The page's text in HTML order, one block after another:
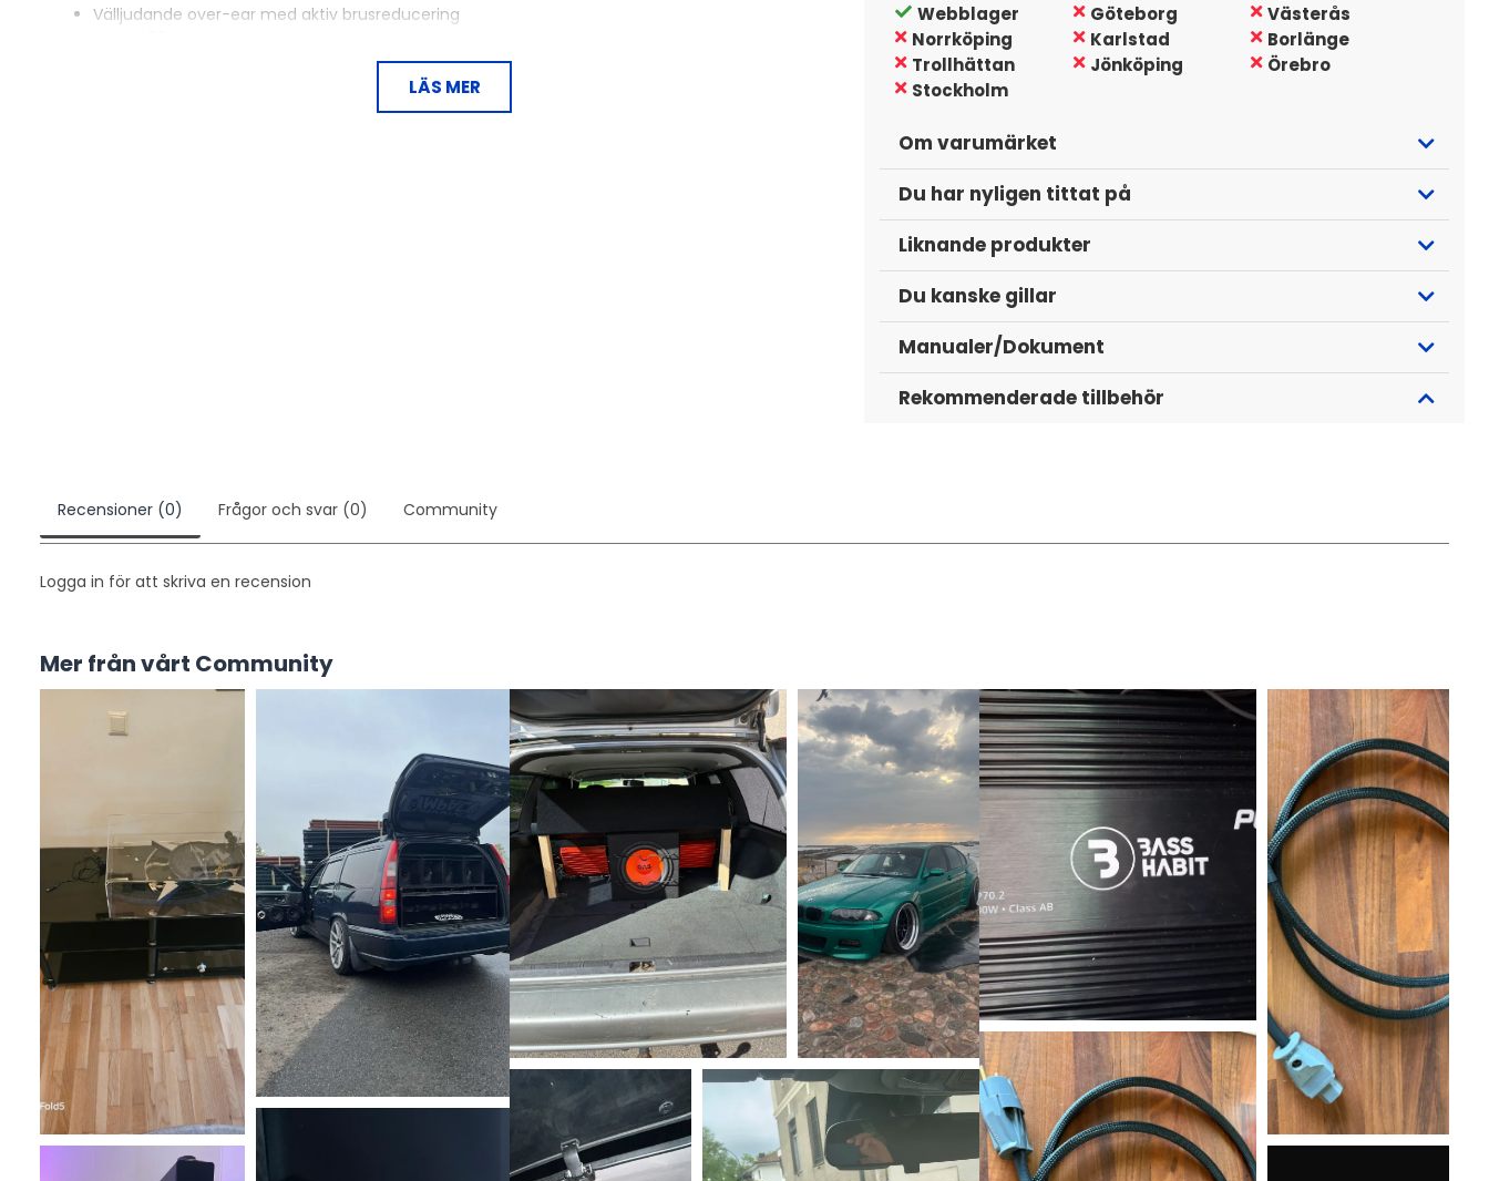
Välljudande over-ear med aktiv brusreducering
Snabbladdning - tre timmars batteritid på tre minuters laddning
Stöd för Sonos-appen med EQ-inställningar & mer
Omsorgsfullt designade
Sonos är perfektionister. Varje detalj, oavsett storlek, synas in i minsta detalj. Ace är utrustad
med ett specialdesignat 40 mm stort element i varje kåpa, vilket resulterat i en rik och
detaljerad ljudupplevelse. Hörlurarna är en av få hörlurar på marknaden som har fullt stöd för
Dolby Atmos och huvudspårning - detta omsluter dig med en tredimensionell ljudbild.
Hörlurarna uppfattar till och med minimala huvudrörelser och anpassar ljudet så du placeras i
LÄS MER
Webblager Göteborg
Västerås
Norrköping
Karlstad
Borlänge
Trollhättan
Jönköping
Örebro
Stockholm
Om varumärket
Du har nyligen tittat på
Liknande produkter
Du kanske gillar
Manualer/Dokument
Rekommenderade tillbehör
Recensioner (0) Frågor och svar (0) Community
Logga in för att skriva en recension
Mer från vårt Community